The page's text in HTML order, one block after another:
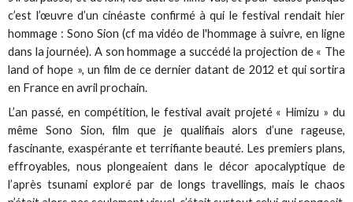
c’est l’œuvre d’un cinéaste confirmé à qui le festival rendait hier
hommage : Sono Sion (cf ma vidéo de l'hommage à suivre, en ligne
dans la journée). A son hommage a succédé la projection de « The
land of hope », un film de ce dernier datant de 2012 et qui sortira
en France en avril prochain.
L’an passé, en compétition, le festival avait projeté « Himizu » du
même Sono Sion, film que je qualifiais alors d’une rageuse,
fascinante, exaspérante et terrifiante beauté. Les premiers plans,
effroyables, nous plongeaient dans le décor apocalyptique de
l’après tsunami exploré par de longs travellings, mais le chaos